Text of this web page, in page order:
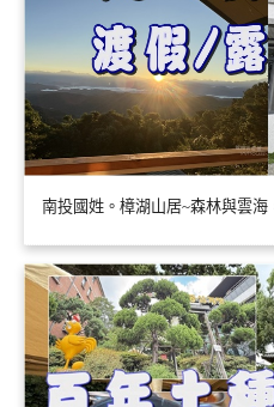
南投國姓。樟湖山居~森林與雲